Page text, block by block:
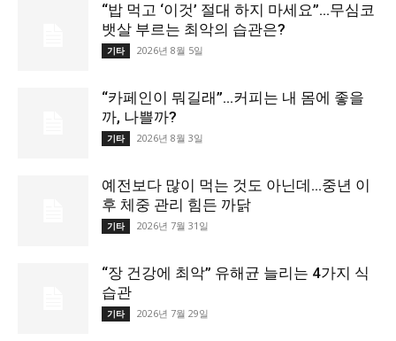
“밥 먹고 ‘이것’ 절대 하지 마세요”…무심코
뱃살 부르는 최악의 습관은?
기타 2026년 8월 5일
“카페인이 뭐길래”…커피는 내 몸에 좋을
까, 나쁠까?
기타 2026년 8월 3일
예전보다 많이 먹는 것도 아닌데…중년 이
후 체중 관리 힘든 까닭
기타 2026년 7월 31일
“장 건강에 최악” 유해균 늘리는 4가지 식
습관
기타 2026년 7월 29일